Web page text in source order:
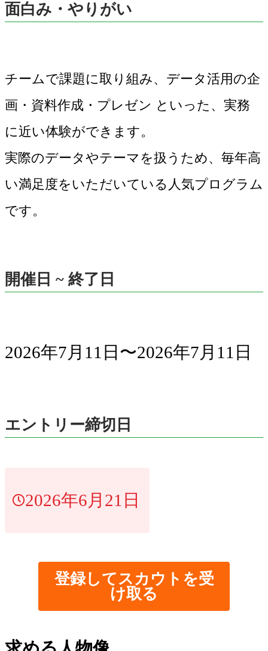
面白み・やりがい
チームで課題に取り組み、データ活用の企
画・資料作成・プレゼン といった、実務
に近い体験ができます。
実際のデータやテーマを扱うため、毎年高
い満足度をいただいている人気プログラム
です。
開催日 ~ 終了日
2026年7月11日〜2026年7月11日
エントリー締切日
2026年6月21日
登録してスカウトを受
け取る